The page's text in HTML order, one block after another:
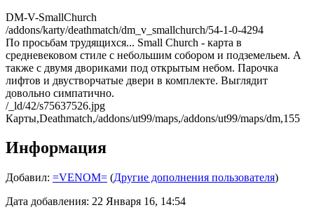
DM-V-SmallChurch
/addons/karty/deathmatch/dm_v_smallchurch/54-1-0-4294
По просьбам трудящихся... Small Church - карта в
средневековом стиле с небольшим собором и подземельем. А
также с двумя двориками под открытым небом. Парочка
лифтов и двустворчатые двери в комплекте. Выглядит
довольно симпатично.
/_ld/42/s75637526.jpg
Карты,Deathmatch,/addons/ut99/maps,/addons/ut99/maps/dm,155
Информация
Добавил: =VENOM= (Другие дополнения пользователя)
Дата добавления: 22 Января 16, 14:54